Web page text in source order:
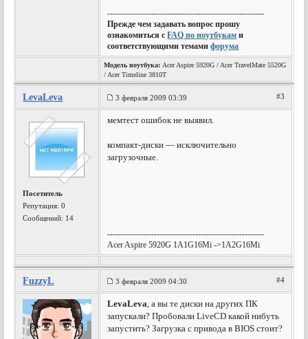
---------------------------------------------------------
Прежде чем задавать вопрос прошу
ознакомиться сFAQ по ноутбукам и
соответствующими темамифорума
Модель ноутбука: Acer Aspire 5920G / Acer TravelMate 5520G
/ Acer Timeline 3810T
LevaLeva 3 февраля 2009 03:39 #3
Посетитель
Репутация:0
Сообщений: 14
мемтест ошибок не выявил.
компакт-диски — исключительно
загрузочные.
---------------------------------------------------------
Acer Aspire 5920G 1A1G16Mi ->1A2G16Mi
FuzzyL 3 февраля 2009 04:30 #4
LevaLeva, а вы те диски на других ПК
запускали? Пробовали LiveCD какой нибуть
запустить? Загрузка с привода в BIOS стоит?